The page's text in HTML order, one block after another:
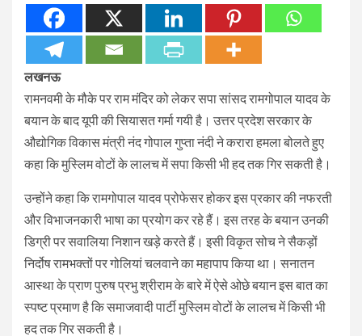
लखनऊ
रामनवमी के मौके पर राम मंदिर को लेकर सपा सांसद रामगोपाल यादव के
बयान के बाद यूपी की सियासत गर्मा गयी है। उत्तर प्रदेश सरकार के
औद्योगिक विकास मंत्री नंद गोपाल गुप्ता नंदी ने करारा हमला बोलते हुए
कहा कि मुस्लिम वोटों के लालच में सपा किसी भी हद तक गिर सकती है।
उन्होंने कहा कि रामगोपाल यादव प्रोफेसर होकर इस प्रकार की नफरती
और विभाजनकारी भाषा का प्रयोग कर रहे हैं। इस तरह के बयान उनकी
डिग्री पर सवालिया निशान खड़े करते हैं। इसी विकृत सोच ने सैकड़ों
निर्दोष रामभक्तों पर गोलियां चलवाने का महापाप किया था। सनातन
आस्था के प्राण पुरुष प्रभु श्रीराम के बारे में ऐसे ओछे बयान इस बात का
स्पष्ट प्रमाण है कि समाजवादी पार्टी मुस्लिम वोटों के लालच में किसी भी
हद तक गिर सकती है।